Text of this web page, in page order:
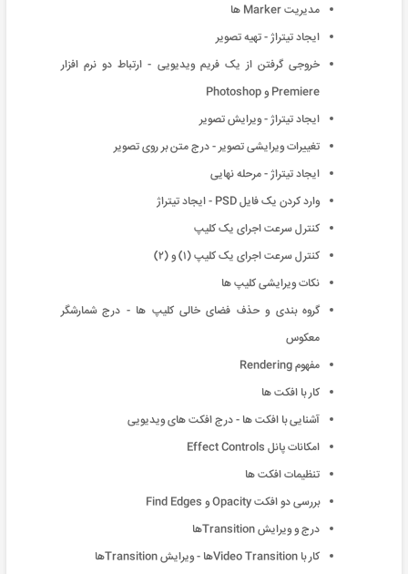
مدیریت Marker ها
ایجاد تیتراژ - تهیه تصویر
خروجی گرفتن از یک فریم ویدیویی - ارتباط دو نرم افزار
Premiere و Photoshop
ایجاد تیتراژ - ویرایش تصویر
تغییرات ویرایشی تصویر - درج متن بر روی تصویر
ایجاد تیتراژ - مرحله نهایی
وارد کردن یک فایل PSD - ایجاد تیتراژ
کنترل سرعت اجرای یک کلیپ
کنترل سرعت اجرای یک کلیپ (١) و (٢)
نکات ویرایشی کلیپ ها
گروه بندی و حذف فضای خالی کلیپ ها - درج شمارشگر
معکوس
مفهوم Rendering
کار با افکت ها
آشنایی با افکت ها - درج افکت های ویدیویی
امکانات پانل Effect Controls
تنظیمات افکت ها
بررسی دو افکت Opacity و Find Edges
درج و ویرایش Transitionها
کار با Video Transitionها - ویرایش Transitionها